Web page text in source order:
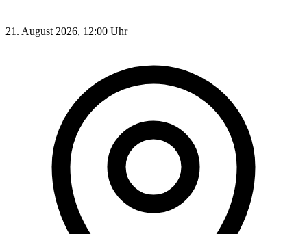
21. August 2026, 12:00 Uhr